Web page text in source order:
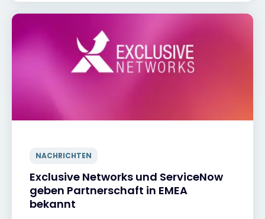
NACHRICHTEN
Exclusive Networks und ServiceNow
geben Partnerschaft in EMEA
bekannt